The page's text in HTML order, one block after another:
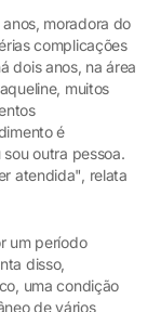
moradora do
complicações
dois anos, na área
muitos
é
outra pessoa.
atendida", relata
um período
disso,
uma condição
de vários